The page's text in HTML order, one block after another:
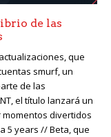
de las
que
smurf, un
de las
el título lanzará un
divertidos
5 years // Beta, que